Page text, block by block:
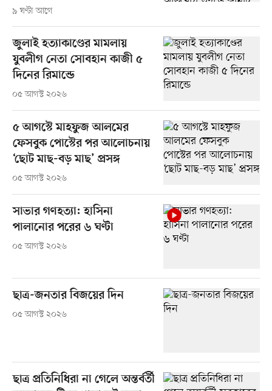
৯ ঘণ্টা আগে
জুলাই হত্যাকাণ্ডের মামলায়
যুবলীগ নেতা সোবহান কাজী ৫
দিনের রিমান্ডে
০৫ আগস্ট ২০২৬
৫ আগস্টে মাহফুজ আলমের
ফেসবুক পোস্টের পর আলোচনায়
‘ছোট মাছ-বড় মাছ’ প্রসঙ্গ
০৫ আগস্ট ২০২৬
সাভার গণহত্যা: হাসিনা
পালানোর পরের ৬ ঘণ্টা
০৫ আগস্ট ২০২৬
ছাত্র-জনতার বিজয়ের দিন
০৫ আগস্ট ২০২৬
ছাত্র প্রতিনিধিরা না গেলে অন্তর্বর্তী